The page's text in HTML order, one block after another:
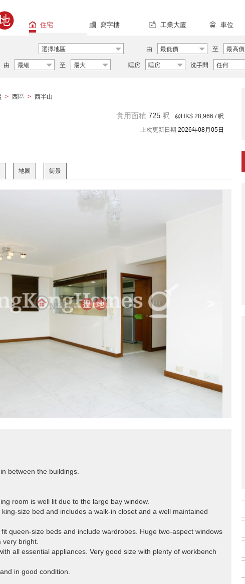
住宅 寫字樓 工業大廈 車位
選擇地區 由 最低價 至 最高價
由 最細 至 最大 睡房 睡房 洗手間 任何
> 西區 > 西半山
實用面積 725 呎 @HK$ 28,966 / 呎
上次更新日期 2026年08月05日
地圖 街景
between the buildings.
room is well lit due to the large bay window.
size bed and includes a walk-in closet and a well maintained
queen-size beds and include wardrobes. Huge two-aspect windows
bright.
all essential appliances. Very good size with plenty of workbench
in good condition.